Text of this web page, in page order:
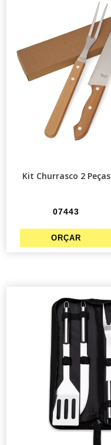
Kit Churrasco 2 Peças
07443